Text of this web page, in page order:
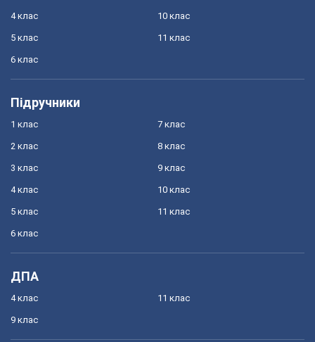
4 клас
5 клас
6 клас
10 клас
11 клас
Підручники
1 клас
2 клас
3 клас
4 клас
5 клас
6 клас
7 клас
8 клас
9 клас
10 клас
11 клас
ДПА
4 клас
9 клас
11 клас